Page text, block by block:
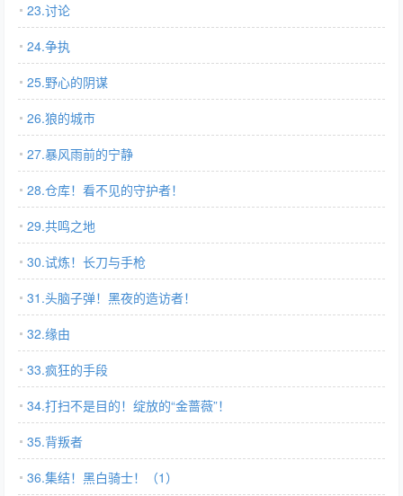
23.讨论
24.争执
25.野心的阴谋
26.狼的城市
27.暴风雨前的宁静
28.仓库！看不见的守护者！
29.共鸣之地
30.试炼！长刀与手枪
31.头脑子弹！黑夜的造访者！
32.缘由
33.疯狂的手段
34.打扫不是目的！绽放的“金蔷薇”！
35.背叛者
36.集结！黑白骑士！（1）